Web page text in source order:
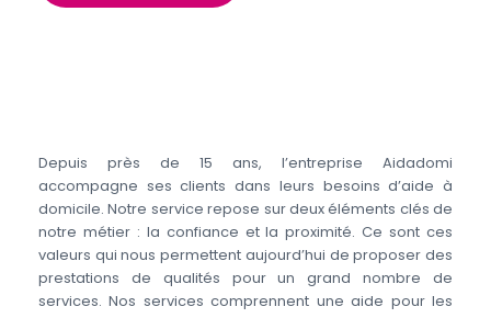
Depuis près de 15 ans, l’entreprise Aidadomi
accompagne ses clients dans leurs besoins d’aide à
domicile. Notre service repose sur deux éléments clés de
notre métier : la confiance et la proximité. Ce sont ces
valeurs qui nous permettent aujourd’hui de proposer des
prestations de qualités pour un grand nombre de
services. Nos services comprennent une aide pour les